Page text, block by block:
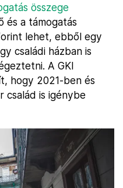
összege
és a támogatás
lehet, ebből egy
családi házban is
A GKI
hogy 2021-ben és
család is igénybe